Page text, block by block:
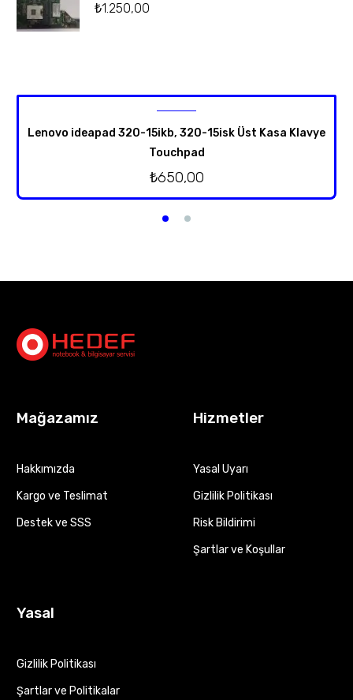
₺1.250,00
Lenovo ideapad 320-15ikb, 320-15isk Üst Kasa Klavye
Touchpad
₺650,00
Mağazamız
Hakkımızda
Kargo ve Teslimat
Destek ve SSS
Hizmetler
Yasal Uyarı
Gizlilik Politikası
Risk Bildirimi
Şartlar ve Koşullar
Yasal
Gizlilik Politikası
Şartlar ve Politikalar